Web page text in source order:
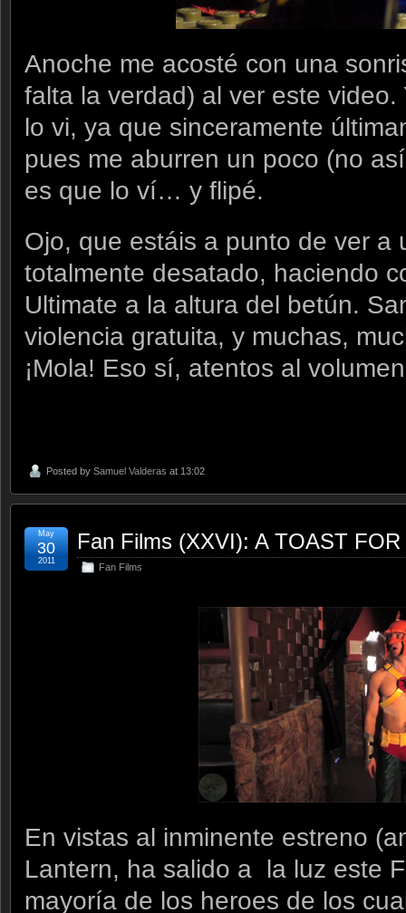
Anoche me acosté con una
falta la verdad) al ver este
lo vi, ya que sinceramente
pues me aburren un poco (no
es que lo ví… y flipé.
Ojo, que estáis a punto de ver a
totalmente desatado, haciendo
Ultimate a la altura del betún.
violencia gratuita, y muchas,
¡Mola! Eso sí, atentos al
Posted by Samuel Valderas at 13:02
Fan Films (XXVI): A TOAST
Fan Films
May
30
2011
En vistas al inminente estreno
Lantern, ha salido a la luz este
mayoría de los heroes de los